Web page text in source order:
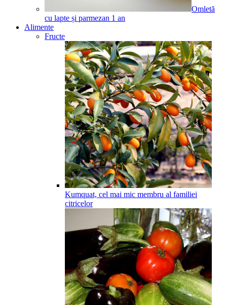
Omletă
cu lapte și parmezan 1 an
Alimente
Fructe
Kumquat, cel mai mic membru al familiei
citricelor